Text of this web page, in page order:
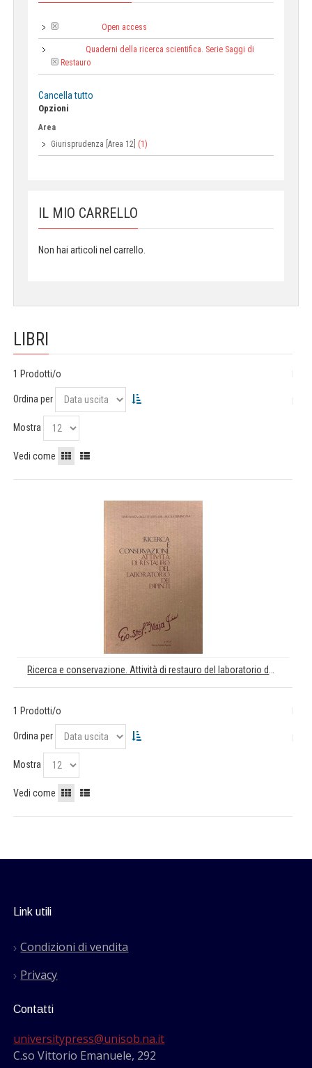
Open access
Quaderni della ricerca scientifica. Serie Saggi di
Restauro
Cancella tutto
Opzioni
Area
Giurisprudenza [Area 12] (1)
IL MIO CARRELLO
Non hai articoli nel carrello.
LIBRI
1 Prodotti/o
Ordina per
Mostra
Vedi come
1 Prodotti/o
Ordina per
Mostra
Vedi come
Link utili
Condizioni di vendita
Privacy
Contatti
universitypress@unisob.na.it
C.so Vittorio Emanuele, 292